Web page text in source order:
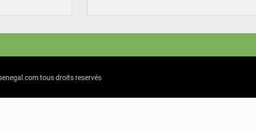
tous droits reservés